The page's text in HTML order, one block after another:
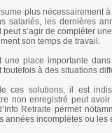
plus nécessairement
salariés, les dernières
s’agir de compléter
son temps de travail.
une place importante
à des situations
ces solutions, il est
non enregistré peut
Retraite permet
années incomplètes ou les